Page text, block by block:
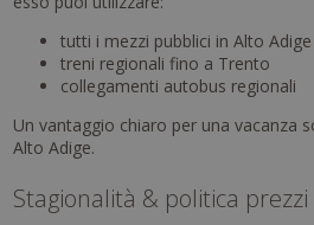
tutti i mezzi pubblici in Alto Adige
treni regionali fino a Trento
collegamenti autobus regionali
Un vantaggio chiaro per una vacanza
Alto Adige.
Stagionalità & politica prezzi